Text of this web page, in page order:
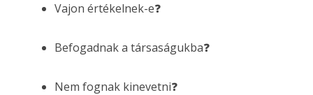
Vajon értékelnek-e❓
Befogadnak a társaságukba❓
Nem fognak kinevetni❓